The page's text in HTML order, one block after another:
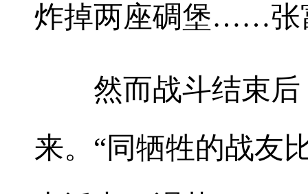
炸掉两座碉堡……张
然而战斗结束后
来。“同牺牲的战友